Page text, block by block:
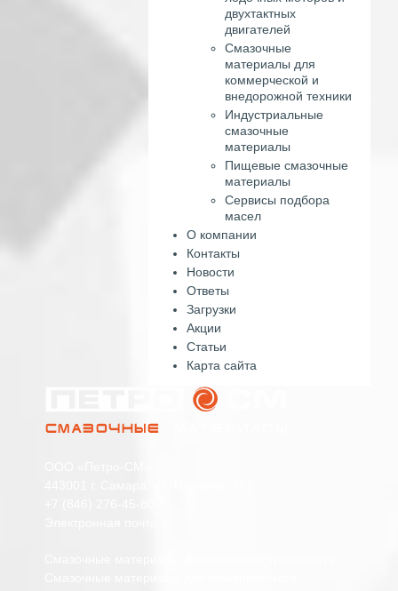
двухтактных
двигателей
Смазочные
материалы для
коммерческой и
внедорожной техники
Индустриальные
смазочные
материалы
Пищевые смазочные
материалы
Сервисы подбора
масел
О компании
Контакты
Новости
Ответы
Загрузки
Акции
Статьи
Карта сайта